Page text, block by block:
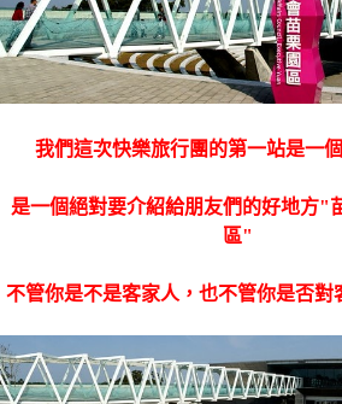
我們這次快樂旅行團的第一站是一
是一個絕對要介紹給朋友們的好地方"
區"
不管你是不是客家人，也不管你是否對